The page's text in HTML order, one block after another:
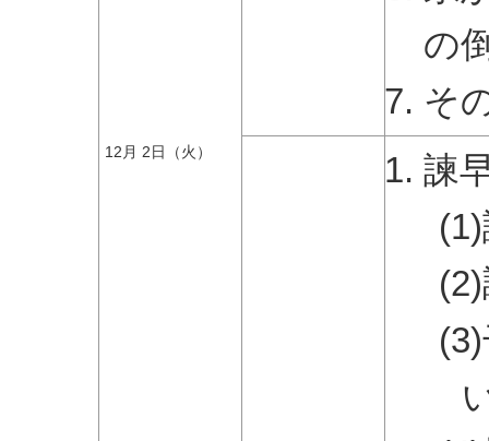
12月 2日（火）
の
そ
諫